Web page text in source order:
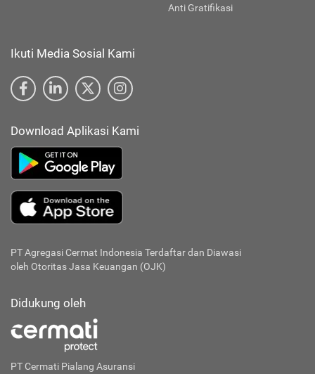
Anti Gratifikasi
Ikuti Media Sosial Kami
Download Aplikasi Kami
PT Agregasi Cermat Indonesia Terdaftar dan Diawasi
oleh Otoritas Jasa Keuangan (OJK)
Didukung oleh
PT Cermati Pialang Asuransi